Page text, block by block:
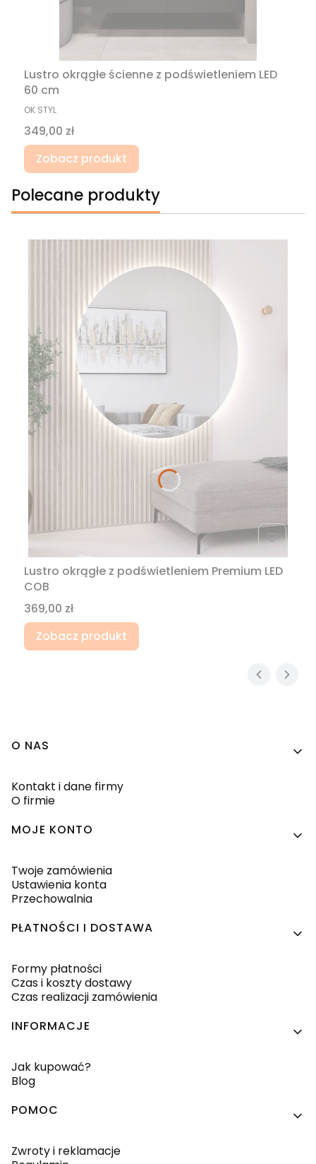
Lustro okrągłe ścienne z podświetleniem LED
60 cm
PRODUCENT
OK STYL
Cena
349,00 zł
Zobacz produkt
Polecane produkty
Lustro okrągłe z podświetleniem Premium LED
COB
Cena
369,00 zł
Zobacz produkt
Linki w stopce
O NAS
Kontakt i dane firmy
O firmie
MOJE KONTO
Twoje zamówienia
Ustawienia konta
Przechowalnia
PŁATNOŚCI I DOSTAWA
Formy płatności
Czas i koszty dostawy
Czas realizacji zamówienia
INFORMACJE
Jak kupować?
Blog
POMOC
Zwroty i reklamacje